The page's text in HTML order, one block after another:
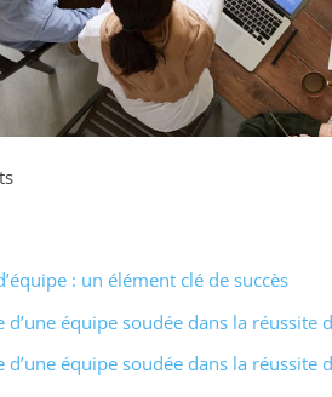
: un élément clé de succès
d’une équipe soudée dans la réussite
d’une équipe soudée dans la réussite